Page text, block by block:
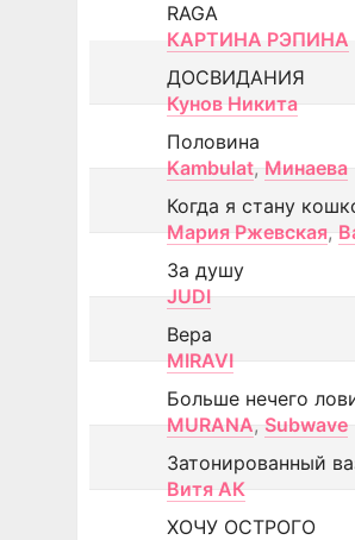
RAGA
КАРТИНА РЭПИНА
ДОСВИДАНИЯ
Кунов Никита
Половина
Kambulat, Минаева
Когда я стану
Мария Ржевская,
За душу
JUDI
Вера
MIRAVI
Больше нечего
MURANA, Subwave
Затонированный
Витя АК
ХОЧУ ОСТРОГО